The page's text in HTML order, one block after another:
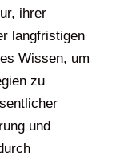
ihrer
langfristigen
Wissen, um
zu
und